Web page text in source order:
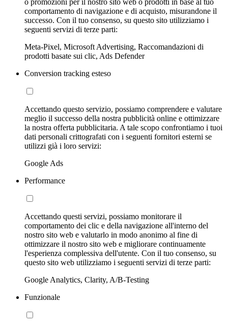
o promozioni per il nostro sito web o prodotti in base al tuo
comportamento di navigazione e di acquisto, misurandone il
successo. Con il tuo consenso, su questo sito utilizziamo i
seguenti servizi di terze parti:
Meta-Pixel, Microsoft Advertising, Raccomandazioni di
prodotti basate sui clic, Ads Defender
Conversion tracking esteso
Accettando questo servizio, possiamo comprendere e valutare
meglio il successo della nostra pubblicità online e ottimizzare
la nostra offerta pubblicitaria. A tale scopo confrontiamo i tuoi
dati personali crittografati con i seguenti fornitori esterni se
utilizzi già i loro servizi:
Google Ads
Performance
Accettando questi servizi, possiamo monitorare il
comportamento dei clic e della navigazione all'interno del
nostro sito web e valutarlo in modo anonimo al fine di
ottimizzare il nostro sito web e migliorare continuamente
l'esperienza complessiva dell'utente. Con il tuo consenso, su
questo sito web utilizziamo i seguenti servizi di terze parti:
Google Analytics, Clarity, A/B-Testing
Funzionale